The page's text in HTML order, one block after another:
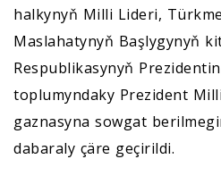
halkynyň Milli Lideri,
Maslahatynyň Başlygynyň
Respublikasynyň
toplumyndaky Prezident
gaznasyna sowgat
dabaraly çäre geçirildi.